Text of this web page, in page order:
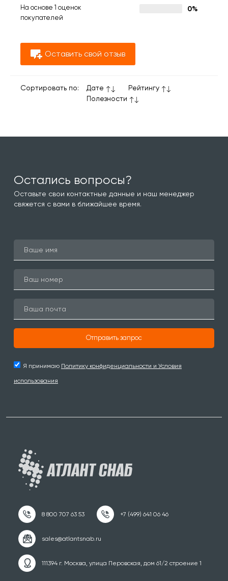
На основе 1 оценок
покупателей
0%
Оставить свой отзыв
Сортировать по: Дате
Рейтингу
Полезности
Остались вопросы?
Оставьте свои контактные данные и наш менеджер
свяжется с вами в ближайшее время.
Отправить запрос
Я принимаю Политику конфиденциальности и Условия
использования
111394 г. Москва, улица Перовская, дом 61/2 строение 1